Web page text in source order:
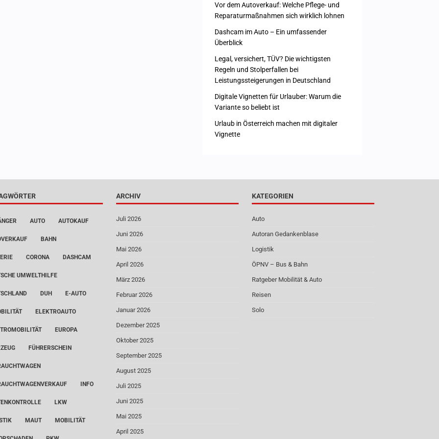
Vor dem Autoverkauf: Welche Pflege- und
Reparaturmaßnahmen sich wirklich lohnen
Dashcam im Auto – Ein umfassender
Überblick
Legal, versichert, TÜV? Die wichtigsten
Regeln und Stolperfallen bei
Leistungssteigerungen in Deutschland
Digitale Vignetten für Urlauber: Warum die
Variante so beliebt ist
Urlaub in Österreich machen mit digitaler
Vignette
AUTO AUTOKAUF
BAHN
CORONA DASHCAM
UMWELTHILFE
DUH E-AUTO
ELEKTROAUTO
EUROPA
FÜHRERSCHEIN
INFO
LKW
MAUT MOBILITÄT
ARCHIV
Juli 2026
Juni 2026
Mai 2026
April 2026
März 2026
Februar 2026
Januar 2026
Dezember 2025
Oktober 2025
September 2025
August 2025
Juli 2025
Juni 2025
Mai 2025
April 2025
KATEGORIEN
Auto
Autoran Gedankenblase
Logistik
ÖPNV – Bus & Bahn
Ratgeber Mobilität & Auto
Reisen
Solo